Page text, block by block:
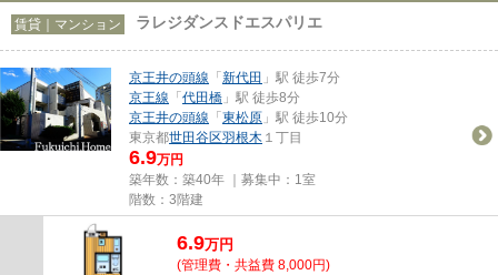
賃貸｜マンション ラレジダンスドエスパリエ
京王井の頭線 「新代田 」駅 徒歩7分
京王線 「代田橋 」駅 徒歩8分
京王井の頭線 「東松原 」駅 徒歩10分
東京都世田谷区羽根木 １丁目
6.9万円
築年数：築40年 ｜募集中： 1室
階数：3階建
6.9万円
(管理費・共益費 8,000円)